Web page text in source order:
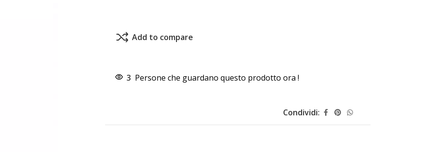
Add to compare
3 Persone che guardano questo prodotto ora !
Condividi: